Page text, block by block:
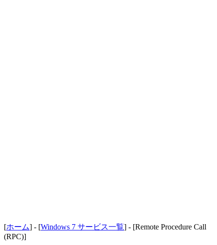
[ホーム] - [Windows 7 サービス一覧] - [Remote Procedure Call
(RPC)]